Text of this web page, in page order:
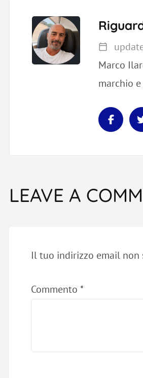
Marco
marchio
LEAVE A
Il tuo indirizzo email non
Commento*